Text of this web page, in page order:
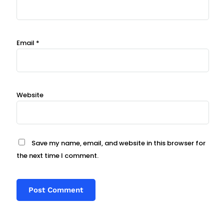
Email *
Website
Save my name, email, and website in this browser for
the next time I comment.